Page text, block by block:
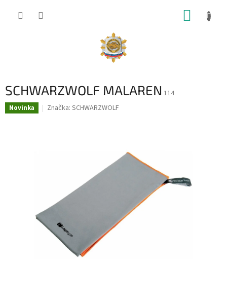
SCHWARZWOLF MALAREN 114
Novinka Značka: SCHWARZWOLF